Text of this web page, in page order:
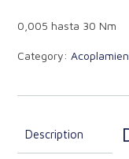
0,005 hasta 30 Nm
Category:
Description